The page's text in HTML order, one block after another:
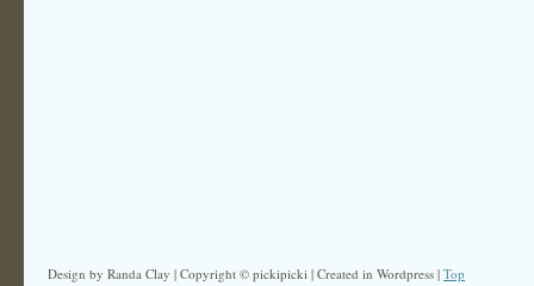
Design by Randa Clay | Copyright © pickipicki | Created in Wordpress | Top